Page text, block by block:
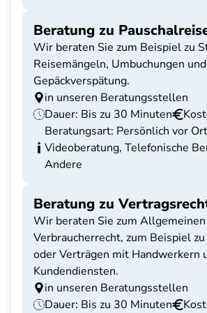
Beratung zu
Wir beraten Sie zum Beispiel zu
Reisemängeln, Umbuchungen und
Gepäckverspätung.
in unseren Beratungsstellen
Dauer: Bis zu 30 Minuten
Beratungsart: Persönlich vor
Videoberatung, Telefonische
Andere
Beratung zu
Wir beraten Sie zum Allgemeinen
Verbraucherrecht, zum Beispiel
oder Verträgen mit Handwerkern
Kundendiensten.
in unseren Beratungsstellen
Dauer: Bis zu 30 Minuten